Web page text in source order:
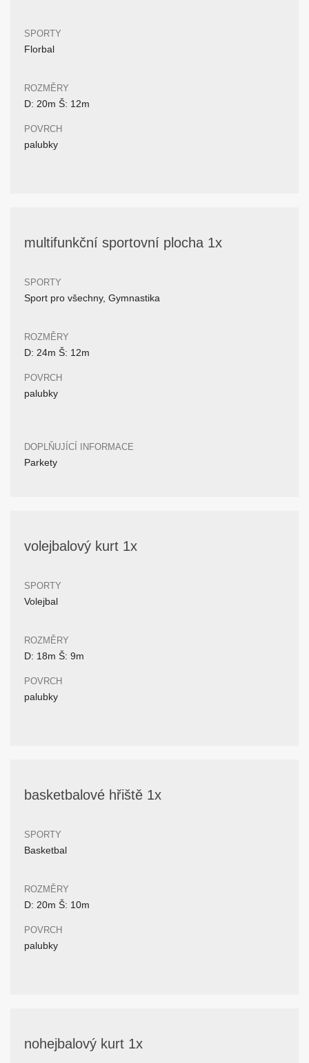
SPORTY
Florbal
ROZMĚRY
D: 20m Š: 12m
POVRCH
palubky
multifunkční sportovní plocha 1x
SPORTY
Sport pro všechny, Gymnastika
ROZMĚRY
D: 24m Š: 12m
POVRCH
palubky
DOPLŇUJÍCÍ INFORMACE
Parkety
volejbalový kurt 1x
SPORTY
Volejbal
ROZMĚRY
D: 18m Š: 9m
POVRCH
palubky
basketbalové hřiště 1x
SPORTY
Basketbal
ROZMĚRY
D: 20m Š: 10m
POVRCH
palubky
nohejbalový kurt 1x